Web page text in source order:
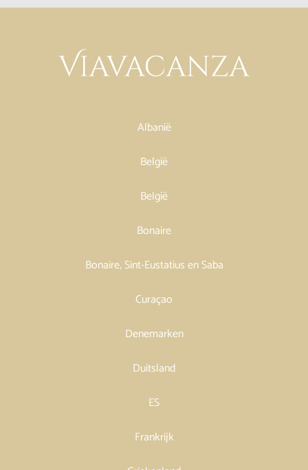
Albanië
België
België
Bonaire
Bonaire, Sint-Eustatius en Saba
Curaçao
Denemarken
Duitsland
ES
Frankrijk